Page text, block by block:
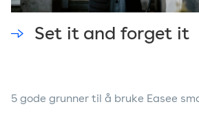
Set it and forget it
5 gode grunner til å bruke Easee